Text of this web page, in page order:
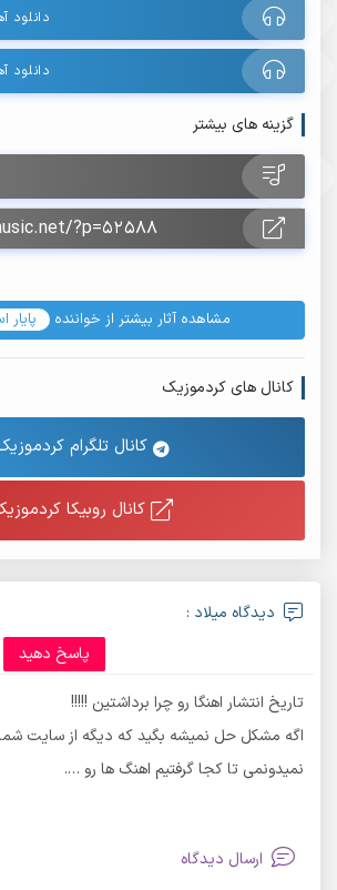
دانلود
دانلود
گزینه های بیشتر
مشاهده آثار بیشتر از خواننده پایار
کانال های کردموزیک
کانال تلگرام
کانال روبیکا
دیدگاه میلاد :
پاسخ دهید
تاریخ انتشار اهنگا رو چرا برداشتین !!!!!
اگه مشکل حل نمیشه بگید که دیگه از سایت شما
نمیدونمی تا کجا گرفتیم اهنگ ها رو ….
ارسال دیدگاه